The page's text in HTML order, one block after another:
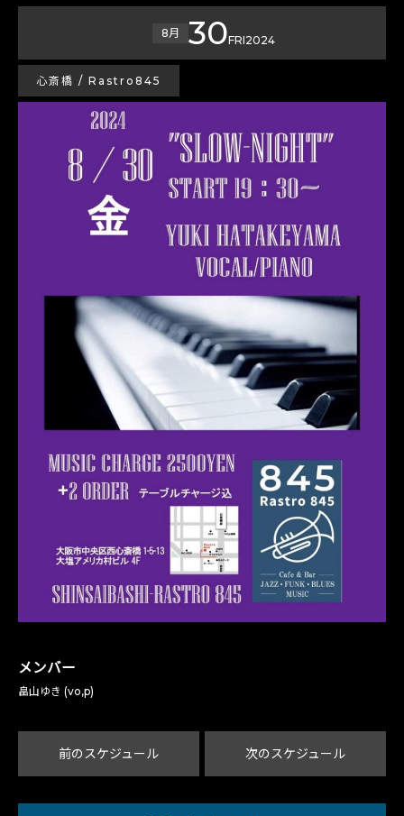
8月 30FRI2024
心斎橋 / Rastro845
メンバー
畠山ゆき (vo,p)
前のスケジュール 次のスケジュール